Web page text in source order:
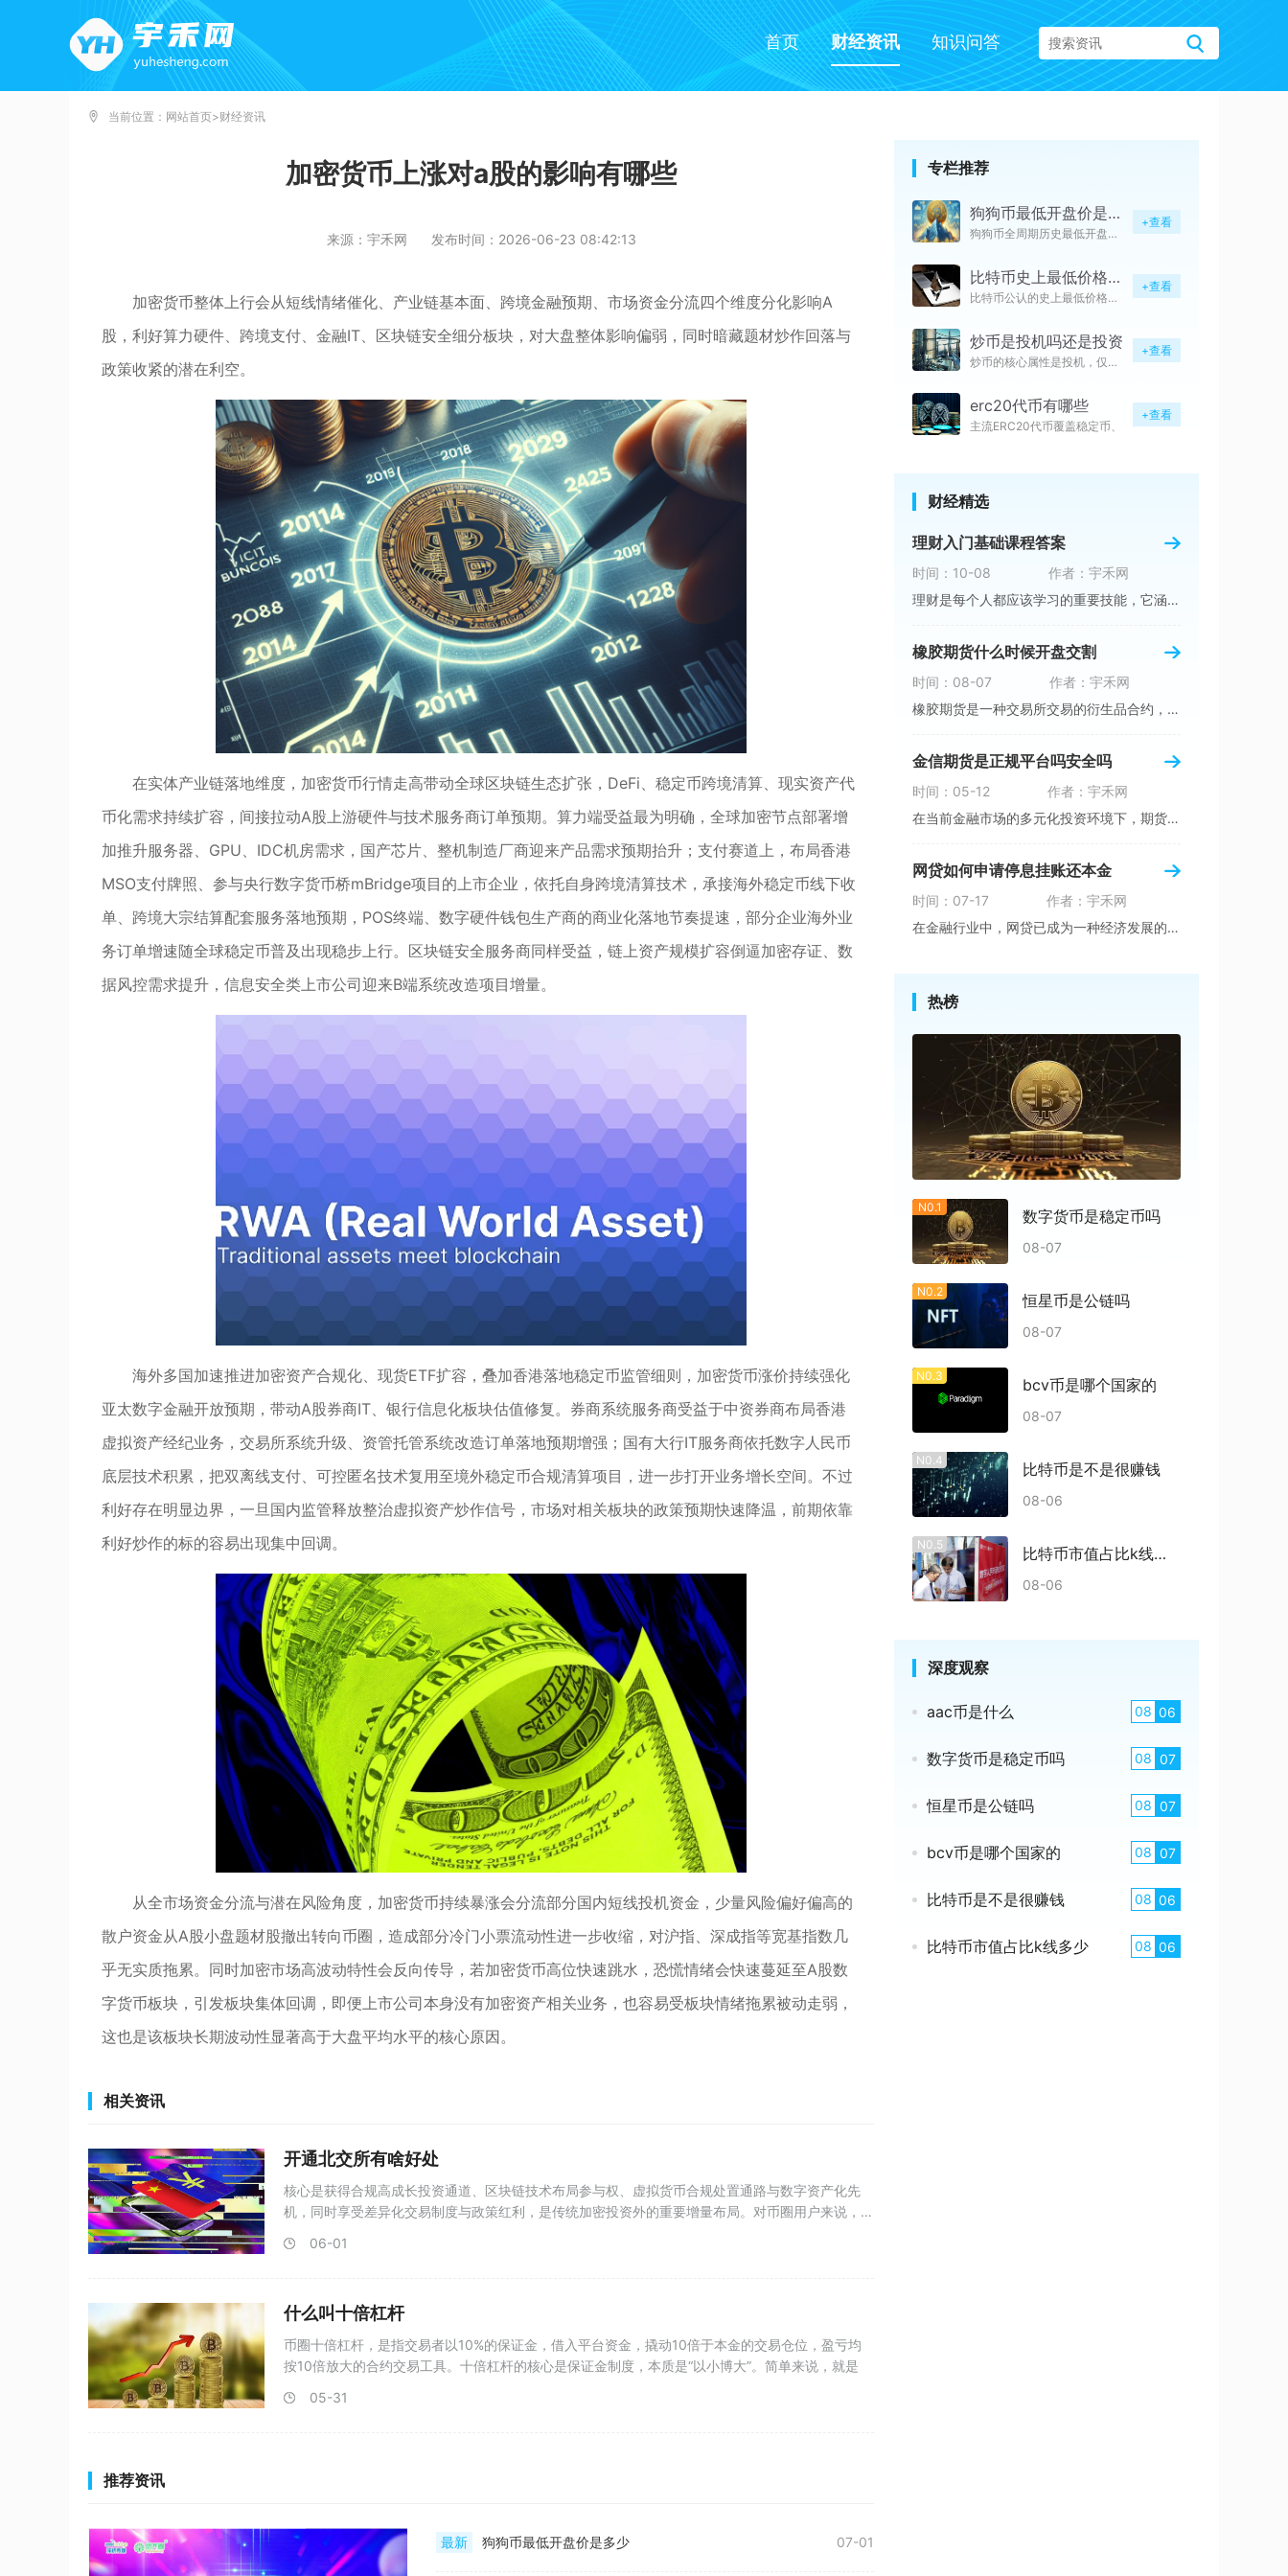
首页 财经资讯 知识问答
当前位置： 网站首页>财经资讯
加密货币上涨对a股的影响有哪些
来源：宇禾网 发布时间：2026-06-23 08:42:13
加密货币整体上行会从短线情绪催化、产业链基本面、跨境金融预期、市场资金分流四个维度分化影响A
股，利好算力硬件、跨境支付、金融IT、区块链安全细分板块，对大盘整体影响偏弱，同时暗藏题材炒作回落与
政策收紧的潜在利空。
在实体产业链落地维度，加密货币行情走高带动全球区块链生态扩张，DeFi、稳定币跨境清算、现实资产代
币化需求持续扩容，间接拉动A股上游硬件与技术服务商订单预期。算力端受益最为明确，全球加密节点部署增
加推升服务器、GPU、IDC机房需求，国产芯片、整机制造厂商迎来产品需求预期抬升；支付赛道上，布局香港
MSO支付牌照、参与央行数字货币桥mBridge项目的上市企业，依托自身跨境清算技术，承接海外稳定币线下收
单、跨境大宗结算配套服务落地预期，POS终端、数字硬件钱包生产商的商业化落地节奏提速，部分企业海外业
务订单增速随全球稳定币普及出现稳步上行。区块链安全服务商同样受益，链上资产规模扩容倒逼加密存证、数
据风控需求提升，信息安全类上市公司迎来B端系统改造项目增量。
海外多国加速推进加密资产合规化、现货ETF扩容，叠加香港落地稳定币监管细则，加密货币涨价持续强化
亚太数字金融开放预期，带动A股券商IT、银行信息化板块估值修复。券商系统服务商受益于中资券商布局香港
虚拟资产经纪业务，交易所系统升级、资管托管系统改造订单落地预期增强；国有大行IT服务商依托数字人民币
底层技术积累，把双离线支付、可控匿名技术复用至境外稳定币合规清算项目，进一步打开业务增长空间。不过
利好存在明显边界，一旦国内监管释放整治虚拟资产炒作信号，市场对相关板块的政策预期快速降温，前期依靠
利好炒作的标的容易出现集中回调。
从全市场资金分流与潜在风险角度，加密货币持续暴涨会分流部分国内短线投机资金，少量风险偏好偏高的
散户资金从A股小盘题材股撤出转向币圈，造成部分冷门小票流动性进一步收缩，对沪指、深成指等宽基指数几
乎无实质拖累。同时加密市场高波动特性会反向传导，若加密货币高位快速跳水，恐慌情绪会快速蔓延至A股数
字货币板块，引发板块集体回调，即便上市公司本身没有加密资产相关业务，也容易受板块情绪拖累被动走弱，
这也是该板块长期波动性显著高于大盘平均水平的核心原因。
相关资讯
开通北交所有啥好处
核心是获得合规高成长投资通道、区块链技术布局参与权、虚拟货币合规处置通路与数字资产化先
机，同时享受差异化交易制度与政策红利，是传统加密投资外的重要增量布局。对币圈用户来说，开
06-01
什么叫十倍杠杆
币圈十倍杠杆，是指交易者以10%的保证金，借入平台资金，撬动10倍于本金的交易仓位，盈亏均
按10倍放大的合约交易工具。十倍杠杆的核心是保证金制度，本质是“以小博大”。简单来说，就是
05-31
推荐资讯
最新 狗狗币最低开盘价是多少 07-01
专栏推荐
狗狗币最低开盘价是多少
狗狗币全周期历史最低开盘价为0
+查看
比特币史上最低价格是多少钱
比特币公认的史上最低价格分为两
+查看
炒币是投机吗还是投资
炒币的核心属性是投机，仅极少数
+查看
erc20代币有哪些
主流ERC20代币覆盖稳定币、
+查看
财经精选
理财入门基础课程答案
时间：10-08
作者：宇禾网
理财是每个人都应该学习的重要技能，它涵盖了投
橡胶期货什么时候开盘交割
时间：08-07
作者：宇禾网
橡胶期货是一种交易所交易的衍生品合约，通过期
金信期货是正规平台吗安全吗
时间：05-12
作者：宇禾网
在当前金融市场的多元化投资环境下，期货交易作
网贷如何申请停息挂账还本金
时间：07-17
作者：宇禾网
在金融行业中，网贷已成为一种经济发展的新趋势
热榜
N0.1 数字货币是稳定币吗
08-07
N0.2 恒星币是公链吗
08-07
N0.3 bcv币是哪个国家的
08-07
N0.4 比特币是不是很赚钱
08-06
N0.5 比特币市值占比k线多少
08-06
深度观察
aac币是什么 08 06
数字货币是稳定币吗 08 07
恒星币是公链吗 08 07
bcv币是哪个国家的 08 07
比特币是不是很赚钱 08 06
比特币市值占比k线多少 08 06